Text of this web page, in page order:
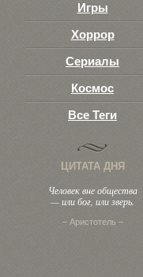
Игры
Хоррор
Сериалы
Космос
Все Теги
ЦИТАТА ДНЯ
Человек вне общества
— или бог, или зверь.
– Аристотель –